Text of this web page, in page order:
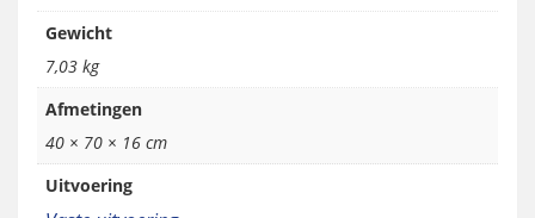
Gewicht
7,03 kg
Afmetingen
40 × 70 × 16 cm
Uitvoering